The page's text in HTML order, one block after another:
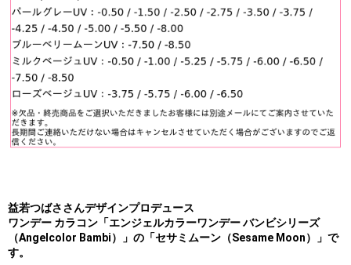
益若つばささんデザインプロデュース
ワンデー カラコン「エンジェルカラーワンデー バンビシリーズ
（Angelcolor Bambi）」の「セサミムーン （Sesame Moon）」で
す。